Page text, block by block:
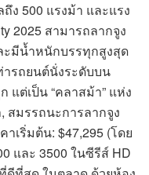
ง 500 แรงม้า และแรง
2025 สามารถลากจูง
ะมีน้ำหนักบรรทุกสูงสุด
ารถยนต์นั่งระดับบน
แต่เป็น “คลาสม้า” แห่ง
สมรรถนะการลากจูง
เริ่มต้น: $47,295 (โดย
และ 3500 ในซีรีส์ HD